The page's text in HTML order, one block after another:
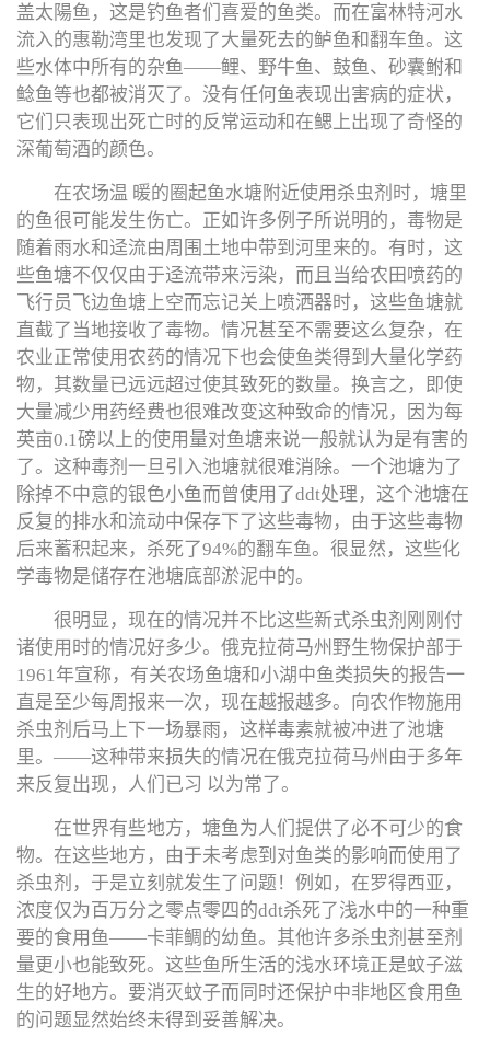
盖太陽鱼，这是钓鱼者们喜爱的鱼类。而在富林特河水
流入的惠勒湾里也发现了大量死去的鲈鱼和翻车鱼。这
些水体中所有的杂鱼——鲤、野牛鱼、鼓鱼、砂囊鲋和
鲶鱼等也都被消灭了。没有任何鱼表现出害病的症状，
它们只表现出死亡时的反常运动和在鳃上出现了奇怪的
深葡萄酒的颜色。
在农场温 暖的圈起鱼水塘附近使用杀虫剂时，塘里
的鱼很可能发生伤亡。正如许多例子所说明的，毒物是
随着雨水和迳流由周围土地中带到河里来的。有时，这
些鱼塘不仅仅由于迳流带来污染，而且当给农田喷药的
飞行员飞边鱼塘上空而忘记关上喷洒器时，这些鱼塘就
直截了当地接收了毒物。情况甚至不需要这么复杂，在
农业正常使用农药的情况下也会使鱼类得到大量化学药
物，其数量已远远超过使其致死的数量。换言之，即使
大量减少用药经费也很难改变这种致命的情况，因为每
英亩0.1磅以上的使用量对鱼塘来说一般就认为是有害的
了。这种毒剂一旦引入池塘就很难消除。一个池塘为了
除掉不中意的银色小鱼而曾使用了ddt处理，这个池塘在
反复的排水和流动中保存下了这些毒物，由于这些毒物
后来蓄积起来，杀死了94%的翻车鱼。很显然，这些化
学毒物是储存在池塘底部淤泥中的。
很明显，现在的情况并不比这些新式杀虫剂刚刚付
诸使用时的情况好多少。俄克拉荷马州野生物保护部于
1961年宣称，有关农场鱼塘和小湖中鱼类损失的报告一
直是至少每周报来一次，现在越报越多。向农作物施用
杀虫剂后马上下一场暴雨，这样毒素就被冲进了池塘
里。——这种带来损失的情况在俄克拉荷马州由于多年
来反复出现，人们已习 以为常了。
在世界有些地方，塘鱼为人们提供了必不可少的食
物。在这些地方，由于未考虑到对鱼类的影响而使用了
杀虫剂，于是立刻就发生了问题！例如，在罗得西亚，
浓度仅为百万分之零点零四的ddt杀死了浅水中的一种重
要的食用鱼——卡菲鲷的幼鱼。其他许多杀虫剂甚至剂
量更小也能致死。这些鱼所生活的浅水环境正是蚊子滋
生的好地方。要消灭蚊子而同时还保护中非地区食用鱼
的问题显然始终未得到妥善解决。